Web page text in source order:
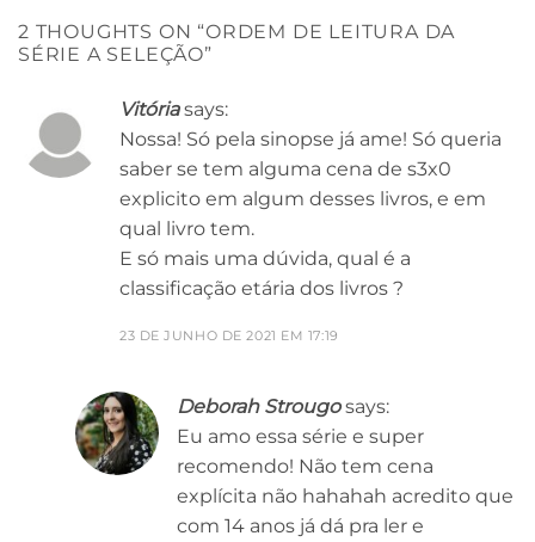
2 THOUGHTS ON “ORDEM DE LEITURA DA
SÉRIE A SELEÇÃO”
Vitória says:
Nossa! Só pela sinopse já ame! Só queria
saber se tem alguma cena de s3x0
explicito em algum desses livros, e em
qual livro tem.
E só mais uma dúvida, qual é a
classificação etária dos livros ?
23 DE JUNHO DE 2021 EM 17:19
Deborah Strougo says:
Eu amo essa série e super
recomendo! Não tem cena
explícita não hahahah acredito que
com 14 anos já dá pra ler e